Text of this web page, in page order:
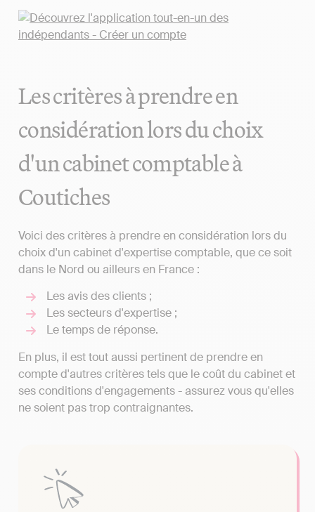
Les critères à prendre en
considération lors du choix
d'un cabinet comptable à
Coutiches
Voici des critères à prendre en considération lors du
choix d'un cabinet d'expertise comptable, que ce soit
dans le Nord ou ailleurs en France :
Les avis des clients ;
Les secteurs d'expertise ;
Le temps de réponse.
En plus, il est tout aussi pertinent de prendre en
compte d'autres critères tels que le coût du cabinet et
ses conditions d'engagements - assurez vous qu'elles
ne soient pas trop contraignantes.